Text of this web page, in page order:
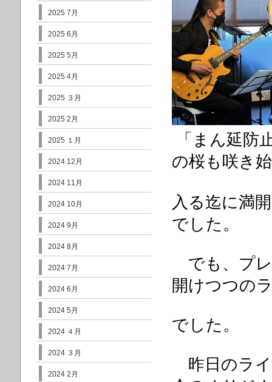
「まん延防
の桜も咲き
入る迄に満
でした。
でも、プ
開けつつの
でした。
昨日のライ
2025 7月
2025 6月
2025 5月
2025 4月
2025 ３月
2025 2月
2025 １月
2024 12月
2024 11月
2024 10月
2024 9月
2024 8月
2024 7月
2024 6月
2024 5月
2024 ４月
2024 ３月
2024 2月